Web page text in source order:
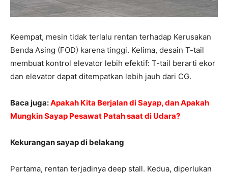
Keempat, mesin tidak terlalu rentan terhadap Kerusakan
Benda Asing (FOD) karena tinggi. Kelima, desain T-tail
membuat kontrol elevator lebih efektif: T-tail berarti ekor
dan elevator dapat ditempatkan lebih jauh dari CG.
Baca juga:Apakah Kita Berjalan di Sayap, dan Apakah
Mungkin Sayap Pesawat Patah saat di Udara?
Kekurangan sayap di belakang
Pertama, rentan terjadinya deep stall. Kedua, diperlukan